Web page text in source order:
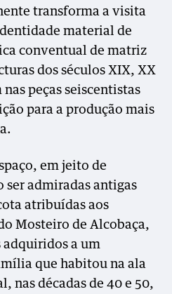
transforma a visita
material de
conventual de matriz
dos séculos XIX, XX
peças seiscentistas
para a produção mais
em jeito de
admiradas antigas
atribuídas aos
Mosteiro de Alcobaça,
adquiridos a um
que habitou na ala
nas décadas de 40 e 50,